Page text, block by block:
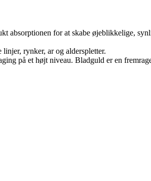
absorptionen for at skabe øjeblikkelige,
rynker, ar og alderspletter.
på et højt niveau. Bladguld er en